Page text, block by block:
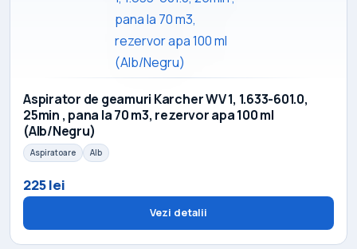
Aspirator de geamuri Karcher WV 1, 1.633-601.0,
25min , pana la 70 m3, rezervor apa 100 ml
(Alb/Negru)
Aspiratoare Alb
225 lei
Vezi detalii